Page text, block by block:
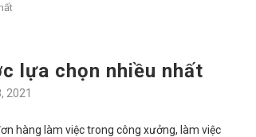
lựa chọn nhiều nhất
2021
hàng làm việc trong công xưởng, làm việc